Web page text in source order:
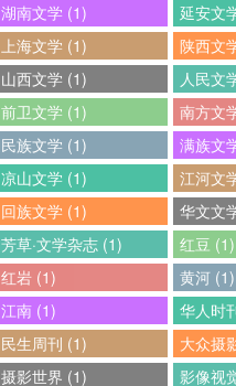
湖南文学 (1)
延安文
上海文学 (1)
陕西文
山西文学 (1)
人民文
前卫文学 (1)
南方文
民族文学 (1)
满族文
凉山文学 (1)
江河文
回族文学 (1)
华文文
芳草·文学杂志 (1)
红豆 (1)
红岩 (1)
黄河 (1)
江南 (1)
华人时
民生周刊 (1)
大众摄
摄影世界 (1)
影像视